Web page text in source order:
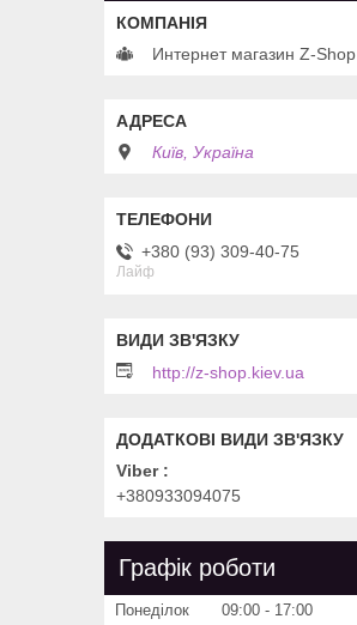
Интернет магазин Z-Shop
Київ, Україна
+380 (93) 309-40-75
Лайф
http://z-shop.kiev.ua
Viber
+380933094075
Графік роботи
Понеділок 09:00
17:00